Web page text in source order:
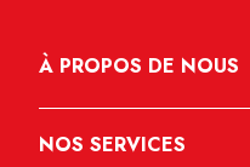
À PROPOS DE NOUS
NOS SERVICES